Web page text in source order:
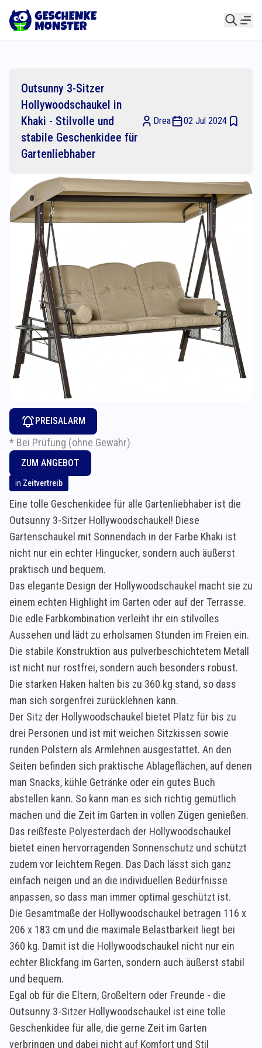
Outsunny 3-Sitzer
Hollywoodschaukel in
Khaki - Stilvolle und
stabile Geschenkidee für
Gartenliebhaber
Drea 02 Jul 2024
PREISALARM
* Bei Prüfung (ohne Gewähr)
ZUM ANGEBOT
in Zeitvertreib
Eine tolle Geschenkidee für alle Gartenliebhaber ist die
Outsunny 3-Sitzer Hollywoodschaukel! Diese
Gartenschaukel mit Sonnendach in der Farbe Khaki ist
nicht nur ein echter Hingucker, sondern auch äußerst
praktisch und bequem.
Das elegante Design der Hollywoodschaukel macht sie zu
einem echten Highlight im Garten oder auf der Terrasse.
Die edle Farbkombination verleiht ihr ein stilvolles
Aussehen und lädt zu erholsamen Stunden im Freien ein.
Die stabile Konstruktion aus pulverbeschichtetem Metall
ist nicht nur rostfrei, sondern auch besonders robust.
Die starken Haken halten bis zu 360 kg stand, so dass
man sich sorgenfrei zurücklehnen kann.
Der Sitz der Hollywoodschaukel bietet Platz für bis zu
drei Personen und ist mit weichen Sitzkissen sowie
runden Polstern als Armlehnen ausgestattet. An den
Seiten befinden sich praktische Ablageflächen, auf denen
man Snacks, kühle Getränke oder ein gutes Buch
abstellen kann. So kann man es sich richtig gemütlich
machen und die Zeit im Garten in vollen Zügen genießen.
Das reißfeste Polyesterdach der Hollywoodschaukel
bietet einen hervorragenden Sonnenschutz und schützt
zudem vor leichtem Regen. Das Dach lässt sich ganz
einfach neigen und an die individuellen Bedürfnisse
anpassen, so dass man immer optimal geschützt ist.
Die Gesamtmaße der Hollywoodschaukel betragen 116 x
206 x 183 cm und die maximale Belastbarkeit liegt bei
360 kg. Damit ist die Hollywoodschaukel nicht nur ein
echter Blickfang im Garten, sondern auch äußerst stabil
und bequem.
Egal ob für die Eltern, Großeltern oder Freunde - die
Outsunny 3-Sitzer Hollywoodschaukel ist eine tolle
Geschenkidee für alle, die gerne Zeit im Garten
verbringen und dabei nicht auf Komfort und Stil